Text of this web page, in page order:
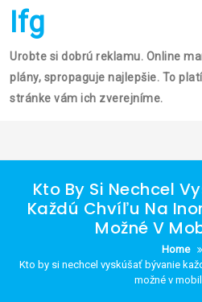
Skip
content
Ifg
Urobte si dobrú reklamu. Online
plány, spropaguje najlepšie. To
stránke vám ich zverejníme.
Kto By Si Nechcel
Každú Chvíľu Na
Možné V
Home
Kto by si nechcel vyskúšať bývanie
možné v